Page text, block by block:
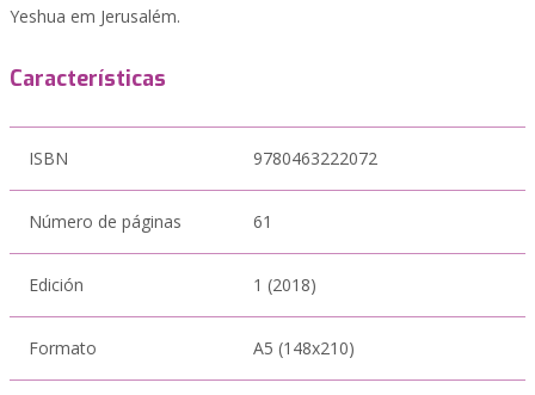
Yeshua em Jerusalém.
Características
ISBN 9780463222072
Número de páginas 61
Edición 1 (2018)
Formato A5 (148x210)